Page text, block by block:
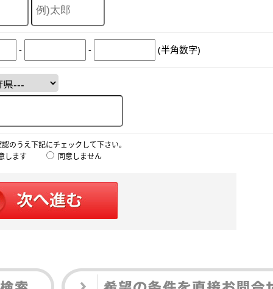
- - (半角数字)
のうえ下記にチェックして下さい。
します
同意しません